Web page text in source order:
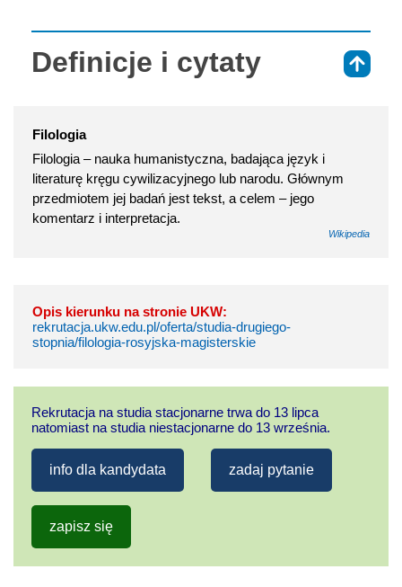
Definicje i cytaty
Filologia
Filologia – nauka humanistyczna, badająca język i
literaturę kręgu cywilizacyjnego lub narodu. Głównym
przedmiotem jej badań jest tekst, a celem – jego
komentarz i interpretacja.
Wikipedia
Opis kierunku na stronie UKW:
rekrutacja.ukw.edu.pl/oferta/studia-drugiego-
stopnia/filologia-rosyjska-magisterskie
Rekrutacja na studia stacjonarne trwa do 13 lipca
natomiast na studia niestacjonarne do 13 września.
info dla kandydata zadaj pytanie
zapisz się